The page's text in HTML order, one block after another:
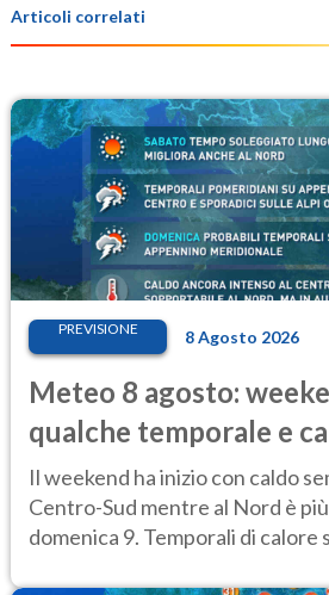
Articoli correlati
PREVISIONE 8 Agosto 2026
Meteo 8 agosto:
qualche temporale e
al Centro-Sud
Il weekend ha inizio con caldo
Centro-Sud mentre al Nord è
domenica 9. Temporali di calore